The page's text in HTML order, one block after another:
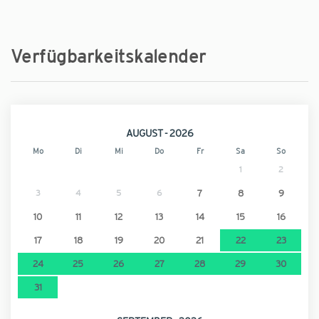
Verfügbarkeitskalender
AUGUST - 2026
Mo Di Mi Do Fr Sa So
1 2
3 4 5 6 7 8 9
10 11 12 13 14 15 16
17 18 19 20 21 22 23
24 25 26 27 28 29 30
31